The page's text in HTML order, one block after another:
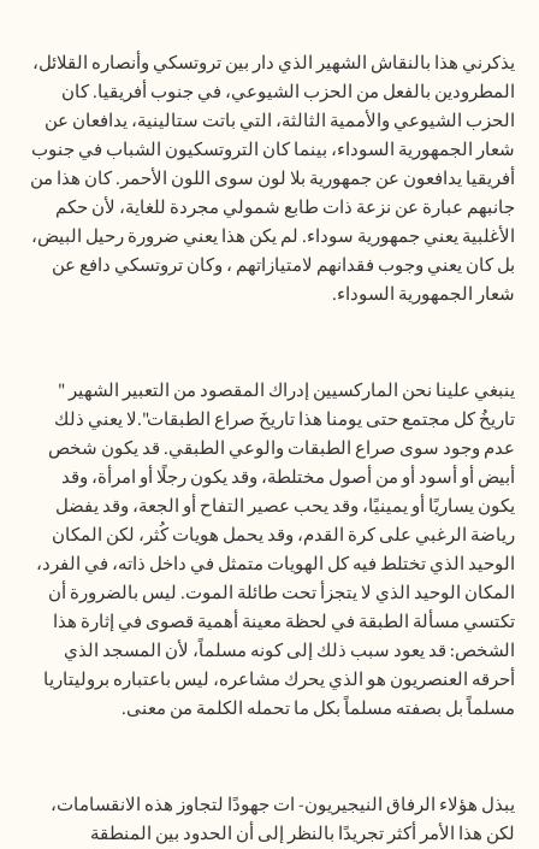
يذكرني هذا بالنقاش الشهير الذي دار بين تروتسكي وأنصاره القلائل،
المطرودين بالفعل من الحزب الشيوعي، في جنوب أفريقيا. كان
الحزب الشيوعي والأممية الثالثة، التي باتت ستالينية، يدافعان عن
شعار الجمهورية السوداء، بينما كان التروتسكيون الشباب في جنوب
أفريقيا يدافعون عن جمهورية بلا لون سوى اللون الأحمر. كان هذا من
جانبهم عبارة عن نزعة ذات طابع شمولي مجردة للغاية، لأن حكم
الأغلبية يعني جمهورية سوداء. لم يكن هذا يعني ضرورة رحيل البيض،
بل كان يعني وجوب فقدانهم لامتيازاتهم ، وكان تروتسكي دافع عن
شعار الجمهورية السوداء.
ينبغي علينا نحن الماركسيين إدراك المقصود من التعبير الشهير "
تاريخُ كل مجتمع حتى يومنا هذا تاريخَ صراع الطبقات".لا يعني ذلك
عدم وجود سوى صراع الطبقات والوعي الطبقي. قد يكون شخص
أبيض أو أسود أو من أصول مختلطة، وقد يكون رجلًا أو امرأة، وقد
يكون يساريًا أو يمينيًا، وقد يحب عصير التفاح أو الجعة، وقد يفضل
رياضة الرغبي على كرة القدم، وقد يحمل هويات كُثر، لكن المكان
الوحيد الذي تختلط فيه كل الهويات متمثل في داخل ذاته، في الفرد،
المكان الوحيد الذي لا يتجزأ تحت طائلة الموت. ليس بالضرورة أن
تكتسي مسألة الطبقة في لحظة معينة أهمية قصوى في إثارة هذا
الشخص: قد يعود سبب ذلك إلى كونه مسلماً، لأن المسجد الذي
أحرقه العنصريون هو الذي يحرك مشاعره، ليس باعتباره بروليتاريا
مسلماً بل بصفته مسلماً بكل ما تحمله الكلمة من معنى.
يبذل هؤلاء الرفاق النيجيريون- ات جهودًا لتجاوز هذه الانقسامات،
لكن هذا الأمر أكثر تجريدًا بالنظر إلى أن الحدود بين المنطقة